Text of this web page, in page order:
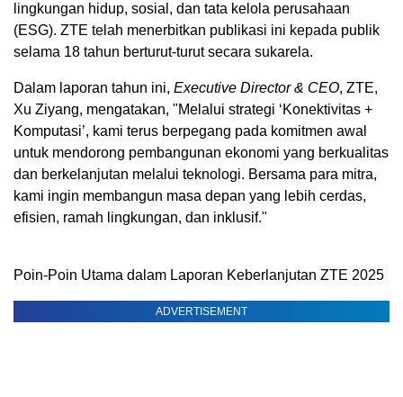
lingkungan hidup, sosial, dan tata kelola perusahaan
(ESG). ZTE telah menerbitkan publikasi ini kepada publik
selama 18 tahun berturut-turut secara sukarela.
Dalam laporan tahun ini, Executive Director & CEO, ZTE,
Xu Ziyang, mengatakan, "Melalui strategi ‘Konektivitas +
Komputasi’, kami terus berpegang pada komitmen awal
untuk mendorong pembangunan ekonomi yang berkualitas
dan berkelanjutan melalui teknologi. Bersama para mitra,
kami ingin membangun masa depan yang lebih cerdas,
efisien, ramah lingkungan, dan inklusif."
Poin-Poin Utama dalam Laporan Keberlanjutan ZTE 2025
ADVERTISEMENT